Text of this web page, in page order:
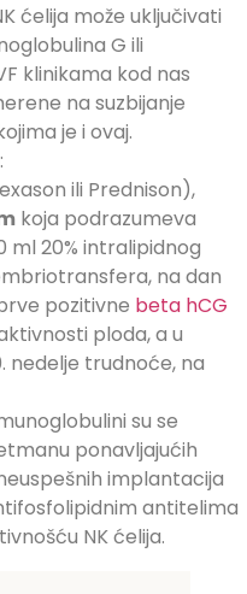
ćelija može uključivati
G ili
klinikama kod nas
na suzbijanje
je i ovaj.
ili Prednison),
koja podrazumeva
ml 20% intralipidnog
na dan
pozitivne beta hCG
ploda, a u
nedelje trudnoće, na
su se
ponavljajućih
implantacija
antitelima
NK ćelija.